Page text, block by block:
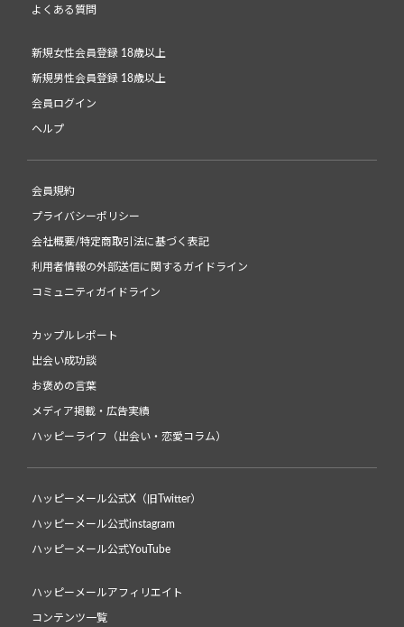
よくある質問
新規女性会員登録 18歳以上
新規男性会員登録 18歳以上
会員ログイン
ヘルプ
会員規約
プライバシーポリシー
会社概要/特定商取引法に基づく表記
利用者情報の外部送信に関するガイドライン
コミュニティガイドライン
カップルレポート
出会い成功談
お褒めの言葉
メディア掲載・広告実績
ハッピーライフ（出会い・恋愛コラム）
ハッピーメール公式X（旧Twitter）
ハッピーメール公式instagram
ハッピーメール公式YouTube
ハッピーメールアフィリエイト
コンテンツ一覧